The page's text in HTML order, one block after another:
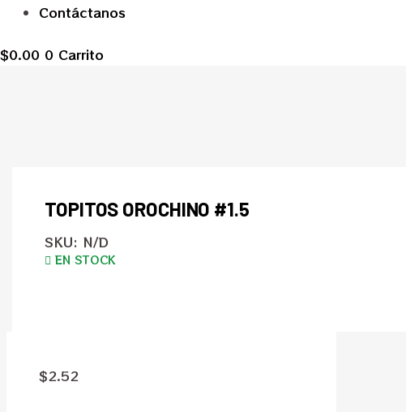
Contáctanos
$0.00 0 Carrito
TOPITOS OROCHINO #1.5
SKU: N/D
EN STOCK
$2.52